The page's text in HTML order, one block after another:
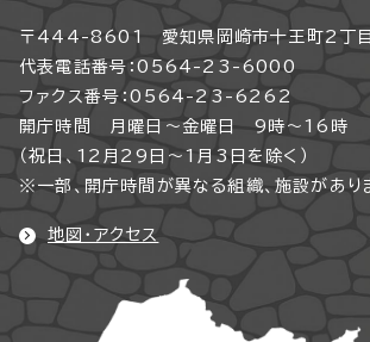
〒444-8601 愛知県岡崎市十王町2丁
代表電話番号：0564-23-6000
ファクス番号：0564-23-6262
開庁時間 月曜日～金曜日 9時～16時
（祝日、12月29日～1月3日を除く）
※一部、開庁時間が異なる組織、施設があり
地図・アクセス